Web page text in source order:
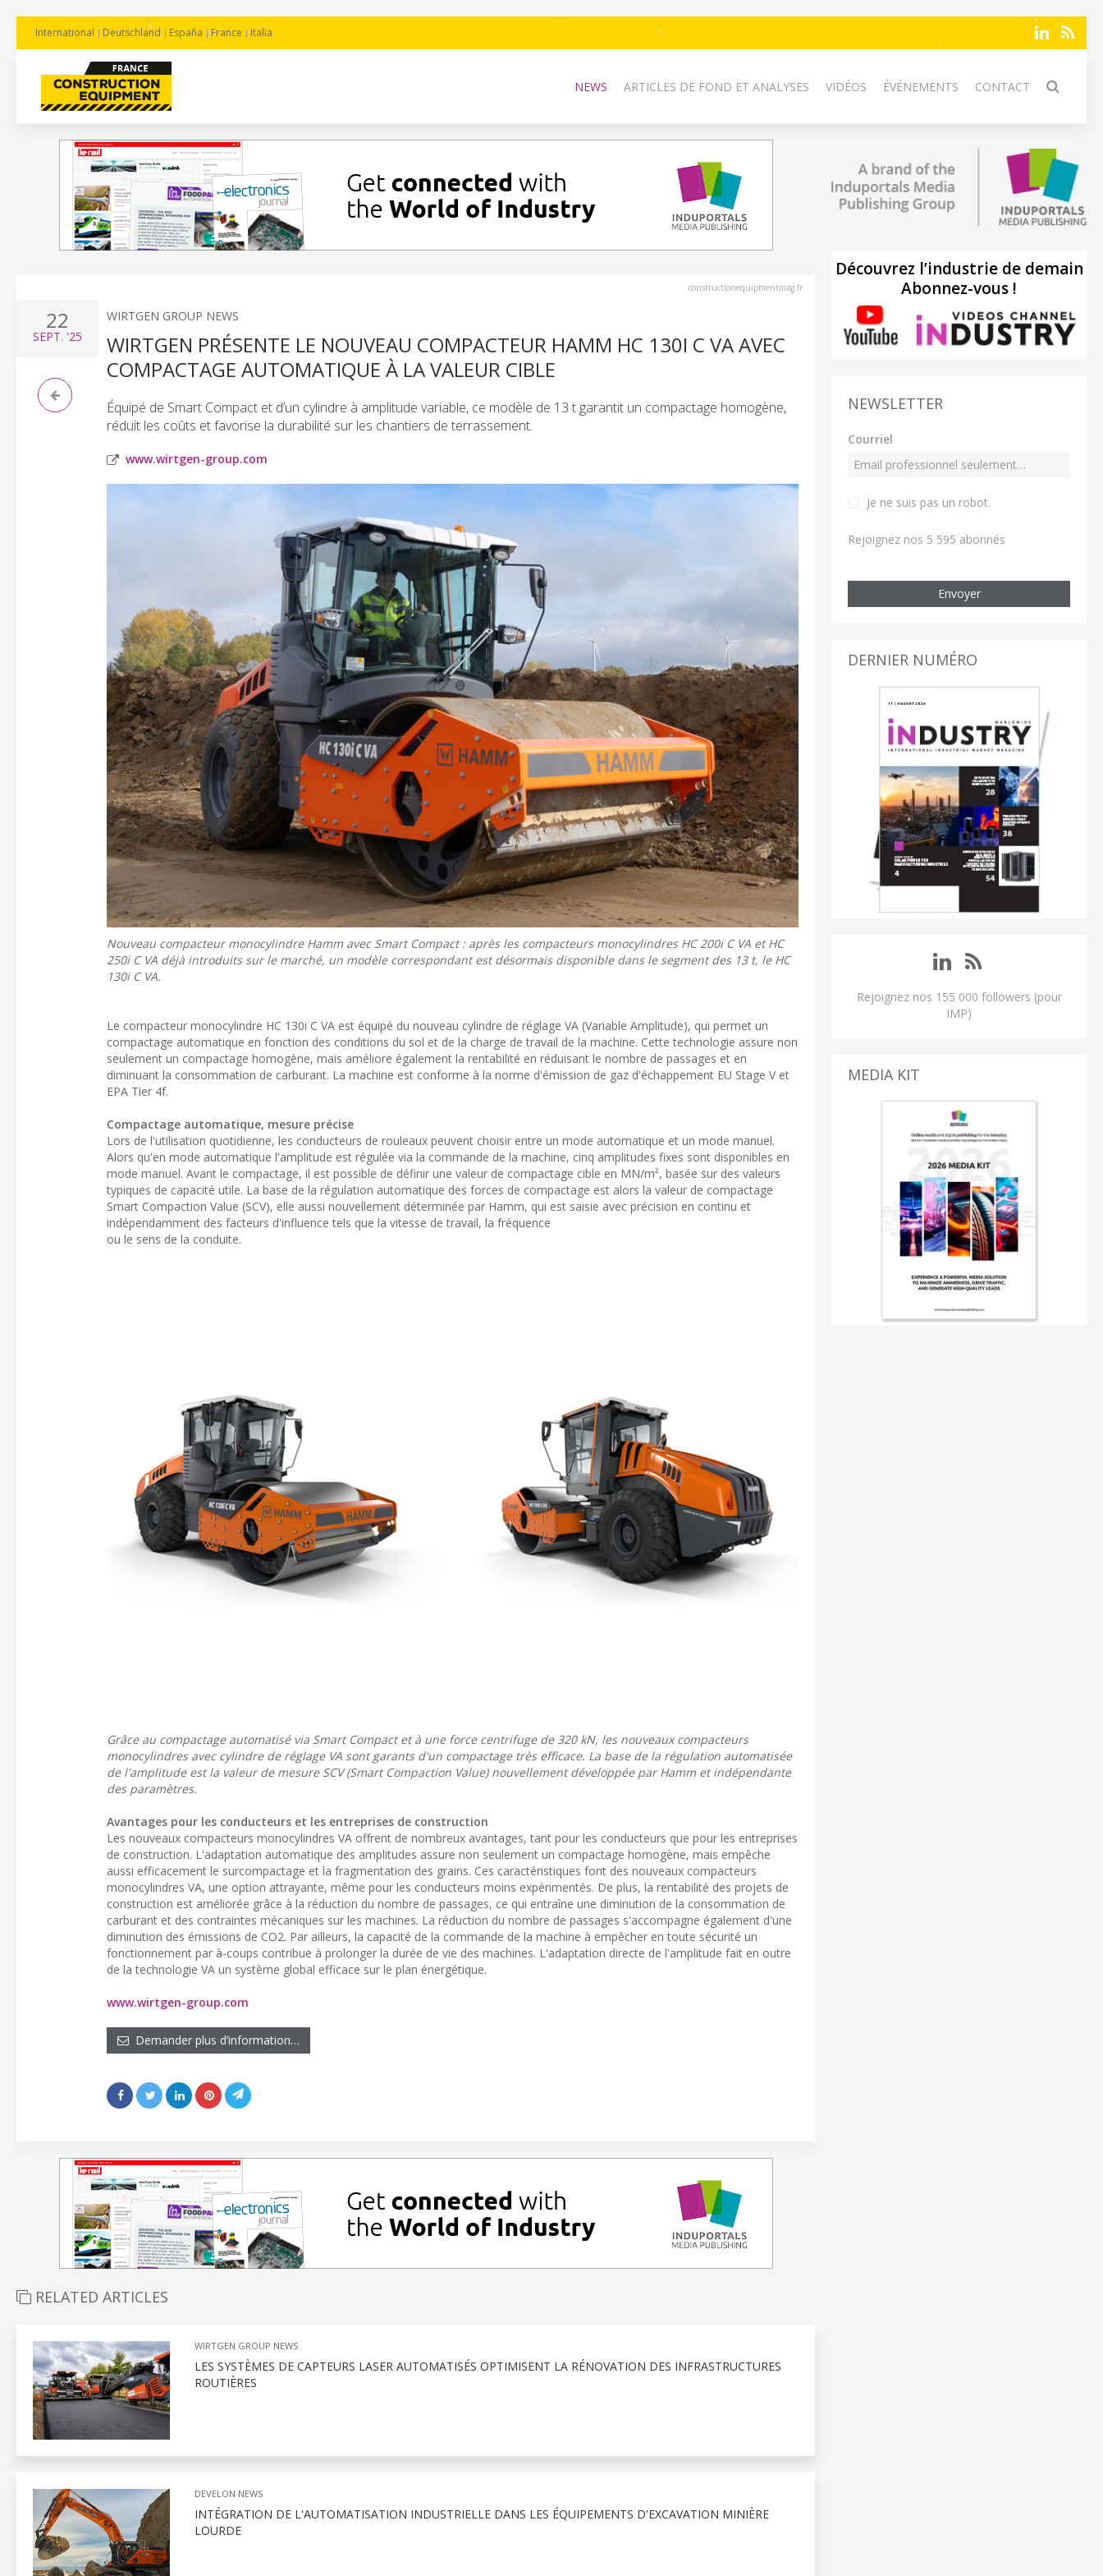
International Deutschland España France Italia
NEWS ARTICLES DE FOND ET ANALYSES VIDÉOS ÉVÉNEMENTS CONTACT
constructionequipmentmag.fr
22
SEPT. '25
WIRTGEN GROUP NEWS
WIRTGEN PRÉSENTE LE NOUVEAU COMPACTEUR HAMM HC 130I C VA AVEC
COMPACTAGE AUTOMATIQUE À LA VALEUR CIBLE
Équipé de Smart Compact et d’un cylindre à amplitude variable, ce modèle de 13 t garantit un compactage homogène,
réduit les coûts et favorise la durabilité sur les chantiers de terrassement.
www.wirtgen-group.com
Nouveau compacteur monocylindre Hamm avec Smart Compact : après les compacteurs monocylindres HC 200i C VA et HC
250i C VA déjà introduits sur le marché, un modèle correspondant est désormais disponible dans le segment des 13 t, le HC
130i C VA.
Le compacteur monocylindre HC 130i C VA est équipé du nouveau cylindre de réglage VA (Variable Amplitude), qui permet un
compactage automatique en fonction des conditions du sol et de la charge de travail de la machine. Cette technologie assure non
seulement un compactage homogène, mais améliore également la rentabilité en réduisant le nombre de passages et en
diminuant la consommation de carburant. La machine est conforme à la norme d'émission de gaz d'échappement EU Stage V et
EPA Tier 4f.
Compactage automatique, mesure précise
Lors de l'utilisation quotidienne, les conducteurs de rouleaux peuvent choisir entre un mode automatique et un mode manuel.
Alors qu'en mode automatique l'amplitude est régulée via la commande de la machine, cinq amplitudes fixes sont disponibles en
mode manuel. Avant le compactage, il est possible de définir une valeur de compactage cible en MN/m², basée sur des valeurs
typiques de capacité utile. La base de la régulation automatique des forces de compactage est alors la valeur de compactage
Smart Compaction Value (SCV), elle aussi nouvellement déterminée par Hamm, qui est saisie avec précision en continu et
indépendamment des facteurs d'influence tels que la vitesse de travail, la fréquence
ou le sens de la conduite.
Grâce au compactage automatisé via Smart Compact et à une force centrifuge de 320 kN, les nouveaux compacteurs
monocylindres avec cylindre de réglage VA sont garants d'un compactage très efficace. La base de la régulation automatisée
de l'amplitude est la valeur de mesure SCV (Smart Compaction Value) nouvellement développée par Hamm et indépendante
des paramètres.
Avantages pour les conducteurs et les entreprises de construction
Les nouveaux compacteurs monocylindres VA offrent de nombreux avantages, tant pour les conducteurs que pour les entreprises
de construction. L'adaptation automatique des amplitudes assure non seulement un compactage homogène, mais empêche
aussi efficacement le surcompactage et la fragmentation des grains. Ces caractéristiques font des nouveaux compacteurs
monocylindres VA, une option attrayante, même pour les conducteurs moins expérimentés. De plus, la rentabilité des projets de
construction est améliorée grâce à la réduction du nombre de passages, ce qui entraîne une diminution de la consommation de
carburant et des contraintes mécaniques sur les machines. La réduction du nombre de passages s'accompagne également d'une
diminution des émissions de CO2. Par ailleurs, la capacité de la commande de la machine à empêcher en toute sécurité un
fonctionnement par à-coups contribue à prolonger la durée de vie des machines. L'adaptation directe de l'amplitude fait en outre
de la technologie VA un système global efficace sur le plan énergétique.
www.wirtgen-group.com
Demander plus d’information…
RELATED ARTICLES
WIRTGEN GROUP NEWS
LES SYSTÈMES DE CAPTEURS LASER AUTOMATISÉS OPTIMISENT LA RÉNOVATION DES INFRASTRUCTURES
ROUTIÈRES
DEVELON NEWS
INTÉGRATION DE L'AUTOMATISATION INDUSTRIELLE DANS LES ÉQUIPEMENTS D'EXCAVATION MINIÈRE
LOURDE
Découvrez l’industrie de demain
Abonnez-vous !
NEWSLETTER
Courriel
Je ne suis pas un robot.
Rejoignez nos 5 595 abonnés
Envoyer
DERNIER NUMÉRO
Rejoignez nos 155 000 followers (pour
IMP)
MEDIA KIT